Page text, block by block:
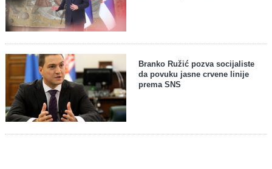
Branko Ružić pozva socijaliste
da povuku jasne crvene linije
prema SNS